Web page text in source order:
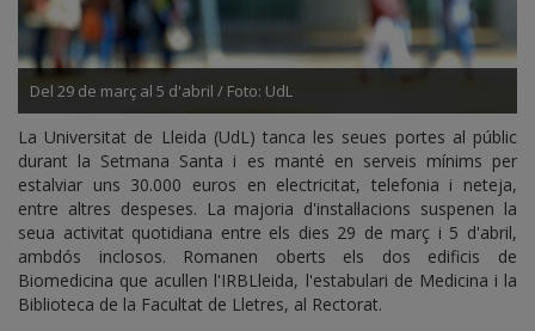
Del 29 de març al 5 d'abril / Foto: UdL
La Universitat de Lleida (UdL) tanca les seues portes al públic
durant la Setmana Santa i es manté en serveis mínims per
estalviar uns 30.000 euros en electricitat, telefonia i neteja,
entre altres despeses. La majoria d'instal·lacions suspenen la
seua activitat quotidiana entre els dies 29 de març i 5 d'abril,
ambdós inclosos. Romanen oberts els dos edificis de
Biomedicina que acullen l'IRBLleida, l'estabulari de Medicina i la
Biblioteca de la Facultat de Lletres, al Rectorat.